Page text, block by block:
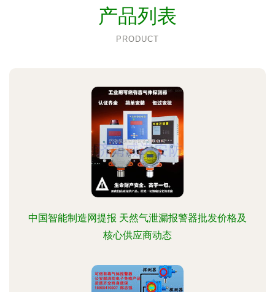
产品列表
PRODUCT
中国智能制造网提报 天然气泄漏报警器批发价格及
核心供应商动态